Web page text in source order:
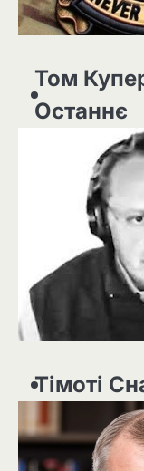
Том
Останнє
Тімоті